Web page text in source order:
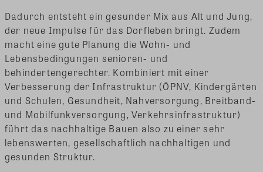
Dadurch entsteht ein gesunder Mix aus Alt und Jung,
der neue Impulse für das Dorfleben bringt. Zudem
macht eine gute Planung die Wohn- und
Lebensbedingungen senioren- und
behindertengerechter. Kombiniert mit einer
Verbesserung der Infrastruktur (ÖPNV, Kindergärten
und Schulen, Gesundheit, Nahversorgung, Breitband-
und Mobilfunkversorgung, Verkehrsinfrastruktur)
führt das nachhaltige Bauen also zu einer sehr
lebenswerten, gesellschaftlich nachhaltigen und
gesunden Struktur.